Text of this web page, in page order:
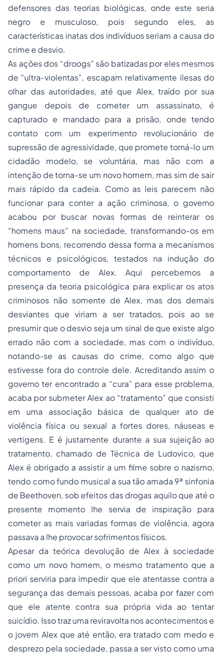
defensores das teorias biológicas, onde este seria
negro e musculoso, pois segundo eles, as
características inatas dos indivíduos seriam a causa do
crime e desvio.
As ações dos “droogs” são batizadas por eles mesmos
de “ultra-violentas”, escapam relativamente ilesas do
olhar das autoridades, até que Alex, traído por sua
gangue depois de cometer um assassinato, é
capturado e mandado para a prisão, onde tendo
contato com um experimento revolucionário de
supressão de agressividade, que promete torná-lo um
cidadão modelo, se voluntária, mas não com a
intenção de torna-se um novo homem, mas sim de sair
mais rápido da cadeia. Como as leis parecem não
funcionar para conter a ação criminosa, o governo
acabou por buscar novas formas de reinterar os
“homens maus” na sociedade, transformando-os em
homens bons, recorrendo dessa forma a mecanismos
técnicos e psicológicos, testados na indução do
comportamento de Alex. Aqui percebemos a
presença da teoria psicológica para explicar os atos
criminosos não somente de Alex, mas dos demais
desviantes que viriam a ser tratados, pois ao se
presumir que o desvio seja um sinal de que existe algo
errado não com a sociedade, mas com o indivíduo,
notando-se as causas do crime, como algo que
estivesse fora do controle dele. Acreditando assim o
governo ter encontrado a “cura” para esse problema,
acaba por submeter Alex ao “tratamento” que consisti
em uma associação básica de qualquer ato de
violência física ou sexual a fortes dores, náuseas e
vertigens. E é justamente durante a sua sujeição ao
tratamento, chamado de Técnica de Ludovico, que
Alex é obrigado a assistir a um filme sobre o nazismo,
tendo como fundo musical a sua tão amada 9ª sinfonia
de Beethoven, sob efeitos das drogas aquilo que até o
presente momento lhe servia de inspiração para
cometer as mais variadas formas de violência, agora
passava a lhe provocar sofrimentos físicos.
Apesar da teórica devolução de Alex à sociedade
como um novo homem, o mesmo tratamento que a
priori serviria para impedir que ele atentasse contra a
segurança das demais pessoas, acaba por fazer com
que ele atente contra sua própria vida ao tentar
suicídio. Isso traz uma reviravolta nos acontecimentos e
o jovem Alex que até então, era tratado com medo e
desprezo pela sociedade, passa a ser visto como uma